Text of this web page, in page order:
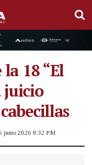
18 “El
juicio
junio 2026 8:32 PM